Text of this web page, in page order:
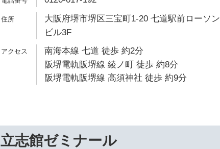
大阪府堺市堺区三宝町1-20 七道駅前ローソン
ビル3F
南海本線 七道 徒歩 約2分
阪堺電軌阪堺線 綾ノ町 徒歩 約8分
阪堺電軌阪堺線 高須神社 徒歩 約9分
立志館ゼミナール